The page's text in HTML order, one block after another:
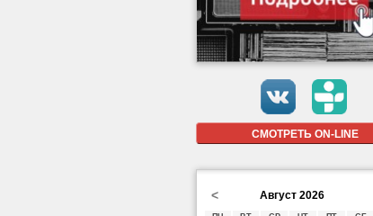
СМОТРЕТЬ ON-LINE
< Август 2026